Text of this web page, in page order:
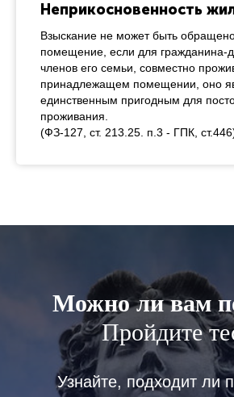
Неприкосновенность
Взыскание не может быть
помещение, если для гражданина-
членов его семьи, совместно
принадлежащем помещении, оно
единственным пригодным для
проживания.
(ФЗ-127, ст. 213.25. п.3 - ГПК,
Можно ли вам
Пройдите
Узнайте, подходит ли